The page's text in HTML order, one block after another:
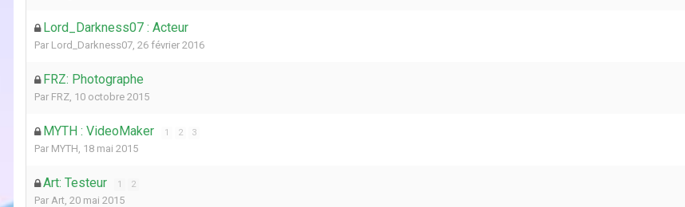
Lord_Darkness07 : Acteur
Par Lord_Darkness07 26 février 2016
FRZ: Photographe
Par FRZ 10 octobre 2015
MYTH : VideoMaker 1 2 3
Par MYTH 18 mai 2015
Art: Testeur 1 2
Par Art 20 mai 2015